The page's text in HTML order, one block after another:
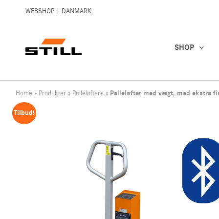
WEBSHOP | DANMARK
SHOP
Elektriske palleløftere
Home » Produkter » Palleløftere » Palleløfter med vægt, med ekstra
Tilbud!